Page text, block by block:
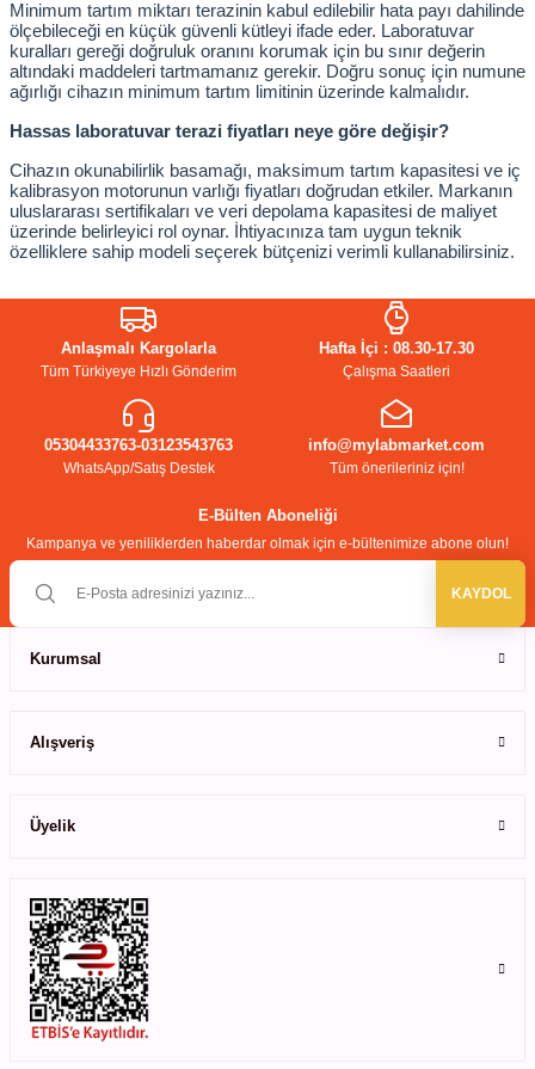
Minimum tartım miktarı terazinin kabul edilebilir hata payı dahilinde
ölçebileceği en küçük güvenli kütleyi ifade eder. Laboratuvar
kuralları gereği doğruluk oranını korumak için bu sınır değerin
altındaki maddeleri tartmamanız gerekir. Doğru sonuç için numune
ağırlığı cihazın minimum tartım limitinin üzerinde kalmalıdır.
Hassas laboratuvar terazi fiyatları neye göre değişir?
Cihazın okunabilirlik basamağı, maksimum tartım kapasitesi ve iç
kalibrasyon motorunun varlığı fiyatları doğrudan etkiler. Markanın
uluslararası sertifikaları ve veri depolama kapasitesi de maliyet
üzerinde belirleyici rol oynar. İhtiyacınıza tam uygun teknik
özelliklere sahip modeli seçerek bütçenizi verimli kullanabilirsiniz.
Anlaşmalı Kargolarla
Tüm Türkiyeye Hızlı Gönderim
Hafta İçi : 08.30-17.30
Çalışma Saatleri
05304433763-03123543763
WhatsApp/Satış Destek
info@mylabmarket.com
Tüm önerileriniz için!
E-Bülten Aboneliği
Kampanya ve yeniliklerden haberdar olmak için e-bültenimize abone olun!
KAYDOL
Kurumsal
Alışveriş
Üyelik